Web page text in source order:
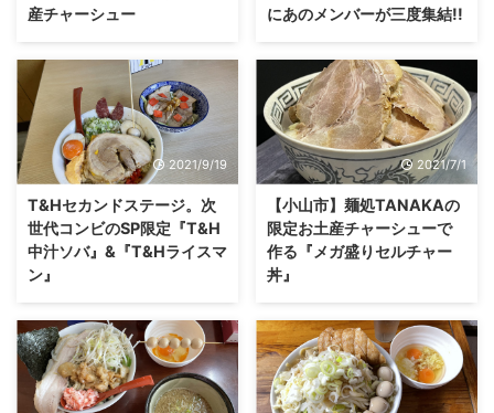
産チャーシュー
にあのメンバーが三度集結!!
2021/9/19
T&Hセカンドステージ。次
世代コンビのSP限定『T&H
中汁ソバ』&『T&Hライスマ
ン』
2021/7/1
【小山市】麺処TANAKAの
限定お土産チャーシューで
作る『メガ盛りセルチャー
丼』